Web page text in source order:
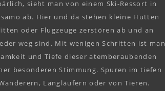
sieht man von einem Ski-Ressort in
ab. Hier und da stehen kleine Hütten
oder Flugzeuge zerstören ab und an
weg sind. Mit wenigen Schritten ist man
und Tiefe dieser atemberaubenden
besonderen Stimmung. Spuren im tiefen
Langläufern oder von Tieren.